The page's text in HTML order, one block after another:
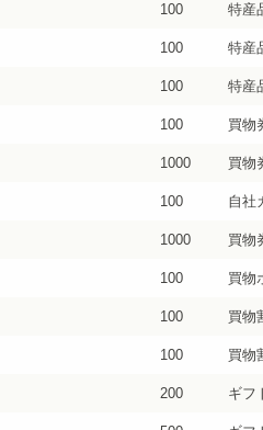
100 特産
100 特産
100 特産
100 買物
1000 買物
100 自社
1000 買物
100 買物
100 買物
100 買物
200 ギフ